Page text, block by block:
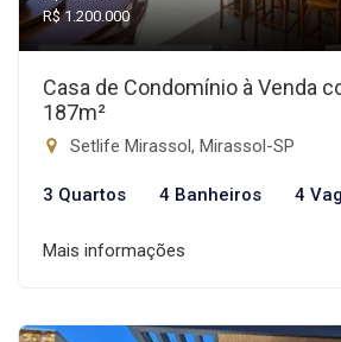
R$ 1.200.000
Casa de Condomínio à Venda
187m²
Setlife Mirassol, Mirassol-SP
3 Quartos 4 Banheiros 4
Mais informações